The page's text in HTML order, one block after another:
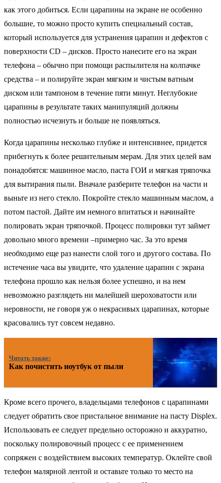
как этого добиться. Если царапины на экране не особенно
большие, то можно просто купить специальный состав,
который используется для устранения царапин и дефектов с
поверхности CD – дисков. Просто нанесите его на экран
телефона – обычно при помощи распылителя на колпачке
средства – и полируйте экран мягким и чистым ватным
диском или тампоном в течение пяти минут. Неглубокие
царапины в результате таких манипуляций должны
полностью исчезнуть и больше не появляться.
Когда царапины несколько глубже и интенсивнее, придется
прибегнуть к более решительным мерам. Для этих целей вам
понадобятся: машинное масло, паста ГОИ и мягкая тряпочка
для вытирания пыли. Вначале разберите телефон на части и
выньте из него стекло. Покройте стекло машинным маслом, а
потом пастой. Дайте им немного впитаться и начинайте
полировать экран тряпочкой. Процесс полировки тут займет
довольно много времени –примерно час. За это время
необходимо еще раз нанести слой того и другого состава. По
истечение часа вы увидите, что удаление царапин с экрана
телефона прошло как нельзя более успешно, и на нем
невозможно разглядеть ни малейшей шероховатости или
неровности, не говоря уж о некрасивых царапинах, которые
красовались тут совсем недавно.
Читать также:
Как почистить ноутбук от пыли
Кроме всего прочего, владельцами телефонов с царапинами
следует обратить свое пристальное внимание на пасту Displex.
Использовать ее следует предельно осторожно и аккуратно,
поскольку полировочный процесс с ее применением
сопряжен с воздействием высоких температур. Оклейте свой
телефон малярной лентой и оставьте только то место на